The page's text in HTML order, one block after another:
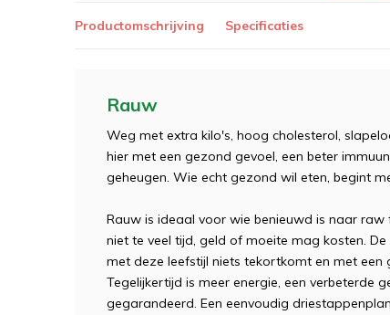
Productomschrijving Specificaties
Rauw
Weg met extra kilo's, hoog cholesterol,
hier met een gezond gevoel, een beter
geheugen. Wie echt gezond wil eten, begint
Rauw is ideaal voor wie benieuwd is naar
niet te veel tijd, geld of moeite mag kosten.
met deze leefstijl niets tekortkomt en met
Tegelijkertijd is meer energie, een verbeterde
gegarandeerd. Een eenvoudig